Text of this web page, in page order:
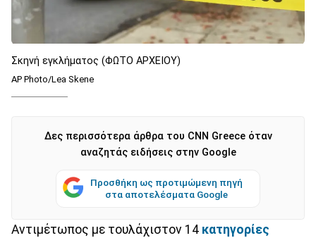
Σκηνή εγκλήματος (ΦΩΤΟ ΑΡΧΕΙΟΥ)
AP Photo/Lea Skene
Δες περισσότερα άρθρα του CNN Greece όταν
αναζητάς ειδήσεις στην Google
Προσθήκη ως προτιμώμενη πηγή
στα αποτελέσματα Google
Αντιμέτωπος με τουλάχιστον 14 κατηγορίες